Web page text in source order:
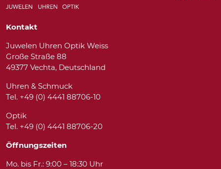
Kontakt
Juwelen Uhren Optik Weiss
Große Straße 88
49377 Vechta, Deutschland
Uhren & Schmuck
Tel. +49 (0) 4441 88706-10
Optik
Tel. +49 (0) 4441 88706-20
Öffnungszeiten
Mo. bis Fr.: 9:00 – 18:30 Uhr